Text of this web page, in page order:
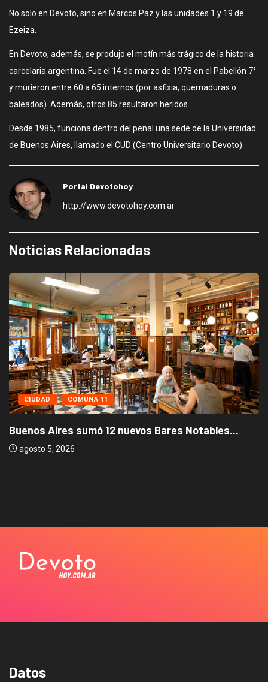
No solo en Devoto, sino en Marcos Paz y las unidades 1 y 19 de
Ezeiza.
En Devoto, además, se produjo el motín más trágico de la historia
carcelaria argentina. Fue el 14 de marzo de 1978 en el Pabellón 7°
y murieron entre 60 a 65 internos (por asfixia, quemaduras o
baleados). Además, otros 85 resultaron heridos.
Desde 1985, funciona dentro del penal una sede de la Universidad
de Buenos Aires, llamado el CUD (Centro Universitario Devoto).
Portal Devotohoy
http://www.devotohoy.com.ar
Noticias Relacionadas
CIUDAD COMUNA 11
Buenos Aires sumó 12 nuevos Bares Notables...
agosto 5, 2026
Datos